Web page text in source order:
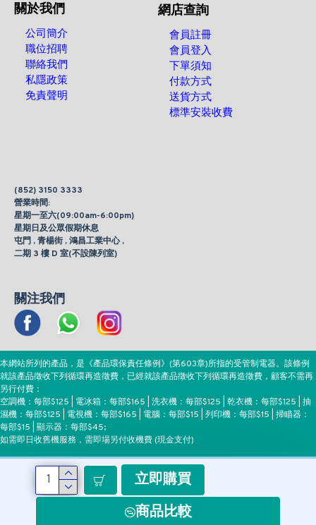
立即購買
商品比較
關於我們
公司簡介
職位招聘
聯絡我們
私隱政策
免責聲明
網店查詢
會員註冊
會員登入
下單須知
付款方式
送貨方式
標準安裝收費
(852) 3150 3333
營業時間:
星期一至六(09:00am-6:00pm)
星期日及公眾假期休息
屯門 , 青楊街 , 鴻昌工業中心 ,
二期 3 樓 D 室(不設陳列室)
關注我們
本網站所列的產品，是《產品環保責任條例》(第603章)所指的受管制電器。該條例
就該產品徵收下列循環再造徵費，已經就該產品徵收下列循環再造徵費，顧客不需再
另行付費：
空調機：每部$125 | 電冰箱：每部$165 | 洗衣機：每部$125 | 乾衣機：每部$125 | 抽
濕機：每部$125 | 電視機：每部$165 | 電腦：每部$15 | 列印機：每部$15 | 掃瞄器：
每部$15 | 顯示器：每部$45;
如需即日收舊機服務，需即場另付收機費 (現金支付)